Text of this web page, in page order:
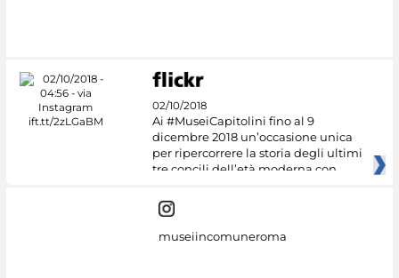
02/10/2018
Ai #MuseiCapitolini fino al 9
dicembre 2018 un’occasione unica
per ripercorrere la storia degli ultimi
tre concili dell’età moderna con
museiincomuneroma